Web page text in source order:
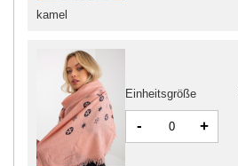
kamel
Einheitsgröße
- +